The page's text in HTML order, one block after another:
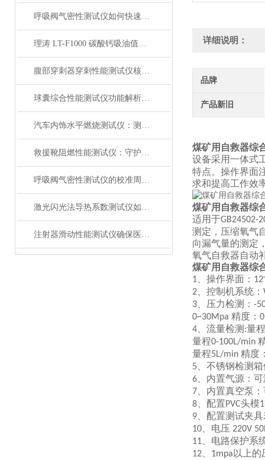
呼吸阀气密性测试仪如何快速判断呼吸阀是否失效？
理涛 LT-F1000 碳酸钙吸油值测试仪 介绍说明
腹部穿刺器穿刺性能测试仪核心测试指标：穿刺力、峰值力、穿透力解析
球囊综合性能测试仪功能解析：额定爆破压（RBP）、顺应性、疲劳强度
汽车内饰水平燃烧测试仪：测试步骤、试样制备与结果判读
救援靴阻燃性能测试仪：守护救援人员足部安全的检测装备
呼吸阀气密性测试仪的校准周期与重要性
激光闪光法导热系数测试仪如何征服极端温度下的材料测试？
注射器滑动性能测试仪确保医疗注射安全顺畅
详细说明：
品牌
产品新旧
煤矿用自救器综
设备采用一体式
特点。操作界面
求和提高工作效
煤矿用自救器综
适用于GB24502-
测定，压缩氧气
向漏气量的测定
氧气自救器自动
煤矿用自救器综
1 操作界面： 12
2 、控制机系统：
3 、压力检测： -
0~30Mpa 精度：
4 、流量检测 :量程
量程0-100L/min
量程5L/min 精度
5 、不锈钢检测
6 内置气源：
7 内置真空泵
8 配置PVC头模1
9 配置测试夹
10 电压 220V
11 、电路保护系
12 1mpa 以上